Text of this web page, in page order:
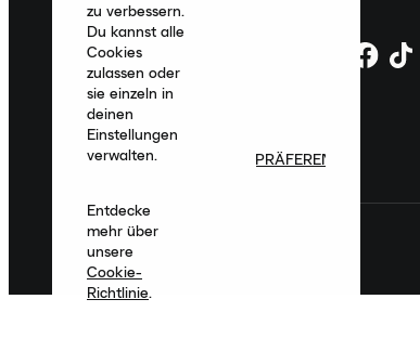
zu verbessern.
Du kannst alle
Cookies
zulassen oder
sie einzeln in
deinen
Einstellungen
verwalten.
Entdecke
mehr über
unsere
Cookie-
Richtlinie.
PRÄFERENZEN